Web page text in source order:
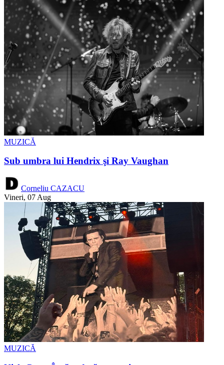
MUZICĂ
Sub umbra lui Hendrix şi Ray Vaughan
Corneliu CAZACU
Vineri, 07 Aug
MUZICĂ